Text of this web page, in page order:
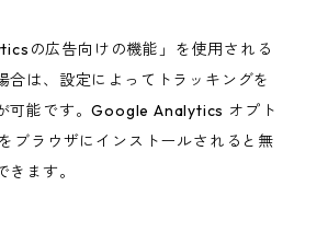
の広告向けの機能」を使用される
合は、設定によってトラッキングを
可能です。Google Analytics オプト
ブラウザにインストールされると無
ます。